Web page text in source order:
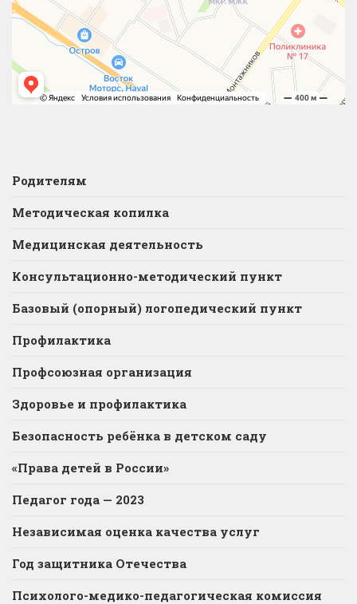
Родителям
Методическая копилка
Медицинская деятельность
Консультационно-методический пункт
Базовый (опорный) логопедический пункт
Профилактика
Профсоюзная организация
Здоровье и профилактика
Безопасность ребёнка в детском саду
«Права детей в России»
Педагог года — 2023
Независимая оценка качества услуг
Год защитника Отечества
Психолого-медико-педагогическая комиссия